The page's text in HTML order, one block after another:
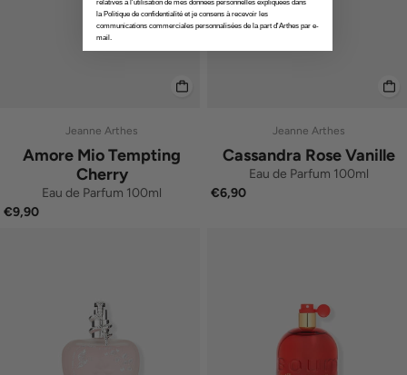
Jeanne Arthes
Amore Mio Tempting
Cherry
Eau de Parfum 100ml
€9,90
Jeanne Arthes
Cassandra Rose Vanille
Eau de Parfum 100ml
€6,90
relatives à l'utilisation de mes données personnelles expliquées dans
la Politique de confidentialité et je consens à recevoir les
communications commerciales personnalisées de la part d'Arthes par e-
mail.